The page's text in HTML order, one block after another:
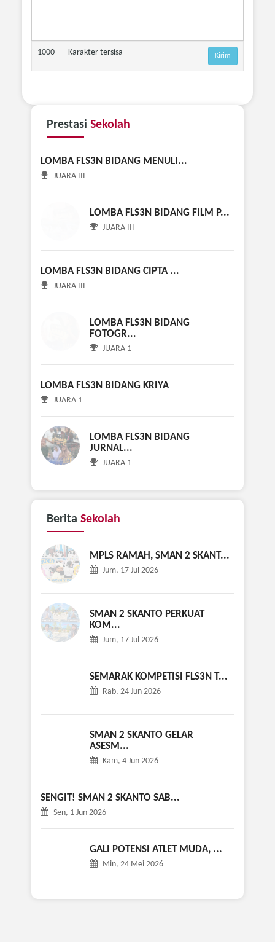
1000 Karakter tersisa
Prestasi Sekolah
LOMBA FLS3N BIDANG
LOMBA FLS3N BIDANG FILM P...
FOTOGR...
JUARA 1
JUARA 1
LOMBA FLS3N BIDANG
Berita
Jum, 17 Jul 2026
SMAN 2 SKANTO PERKUAT
Rab, 24 Jun 2026
SMAN 2 SKANTO GELAR